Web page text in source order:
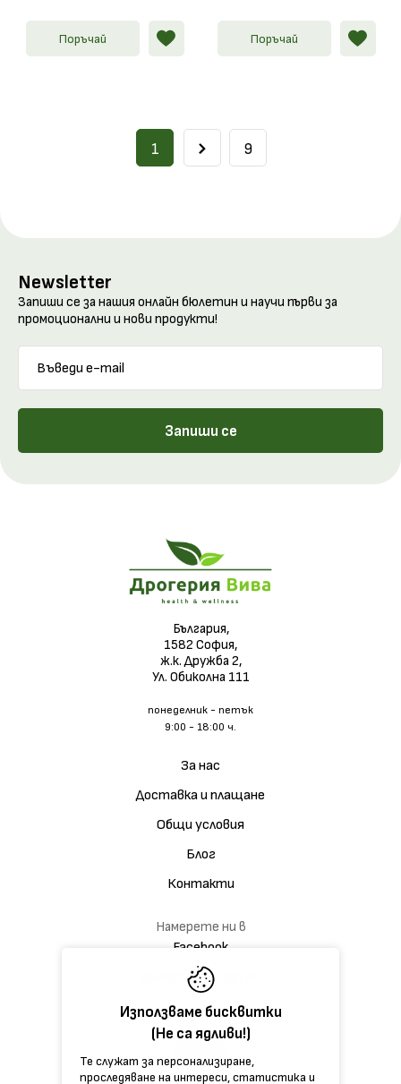
Използваме бисквитки
(Не са ядливи!)
Те служат за персонализиране,
проследяване на интереси, статистика и
Поръчай Поръчай
1 9
Newsletter
Запиши се за нашия онлайн бюлетин и научи първи за
промоционални и нови продукти!
Запиши се
България,
1582 София,
ж.к. Дружба 2,
Ул. Обиколна 111
понеделник - петък
9:00 - 18:00 ч.
За нас
Доставка и плащане
Общи условия
Блог
Контакти
Намерете ни в
Facebook
Дискусионна група